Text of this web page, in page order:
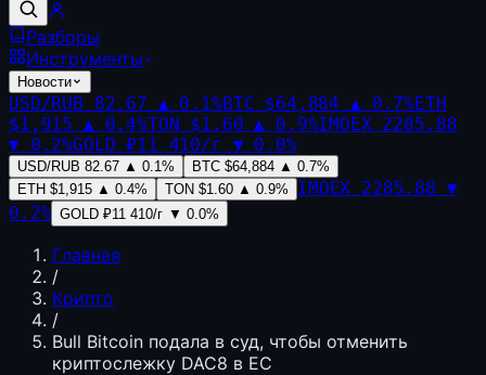
Разборы
Инструменты
Новости
USD/RUB 82.67 ▲ 0.1%BTC $64,884 ▲ 0.7%ETH
$1,915 ▲ 0.4%TON $1.60 ▲ 0.9%IMOEX 2285.88
▼ 0.2%GOLD ₽11 410/г ▼ 0.0%
USD/RUB 82.67 ▲ 0.1% BTC $64,884 ▲ 0.7%
ETH $1,915 ▲ 0.4% TON $1.60 ▲ 0.9% IMOEX 2285.88 ▼
0.2% GOLD ₽11 410/г ▼ 0.0%
Главная
/
Крипто
/
Bull Bitcoin подала в суд, чтобы отменить
криптослежку DAC8 в ЕС